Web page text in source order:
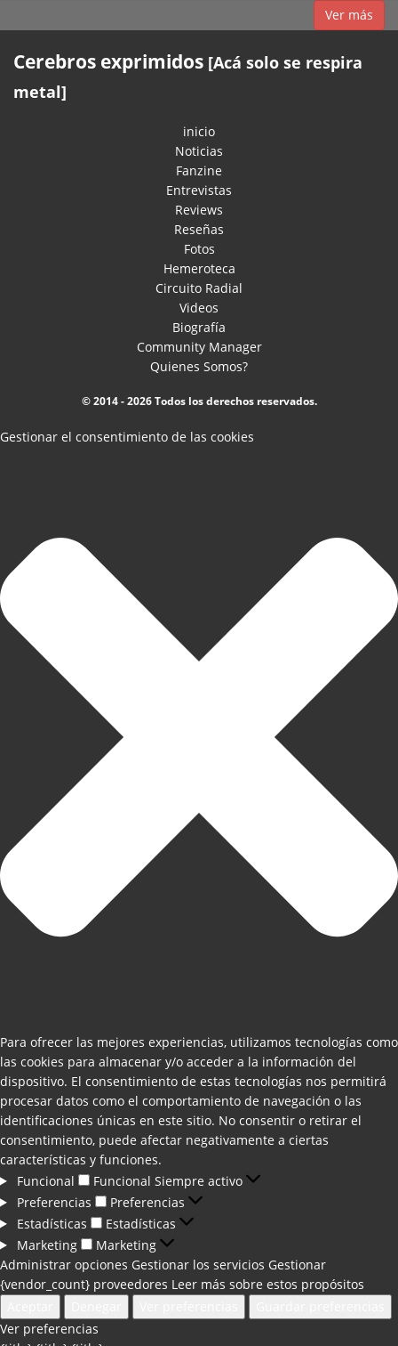
Ver más
Cerebros exprimidos [Acá solo se respira
metal]
inicio
Noticias
Fanzine
Entrevistas
Reviews
Reseñas
Fotos
Hemeroteca
Circuito Radial
Videos
Biografía
Community Manager
Quienes Somos?
© 2014 - 2026 Todos los derechos reservados.
Gestionar el consentimiento de las cookies
Para ofrecer las mejores experiencias, utilizamos tecnologías como
las cookies para almacenar y/o acceder a la información del
dispositivo. El consentimiento de estas tecnologías nos permitirá
procesar datos como el comportamiento de navegación o las
identificaciones únicas en este sitio. No consentir o retirar el
consentimiento, puede afectar negativamente a ciertas
características y funciones.
Funcional
Funcional Siempre activo
Preferencias
Preferencias
Estadísticas
Estadísticas
Marketing
Marketing
Administrar opciones Gestionar los servicios Gestionar
{vendor_count} proveedores Leer más sobre estos propósitos
Ver preferencias